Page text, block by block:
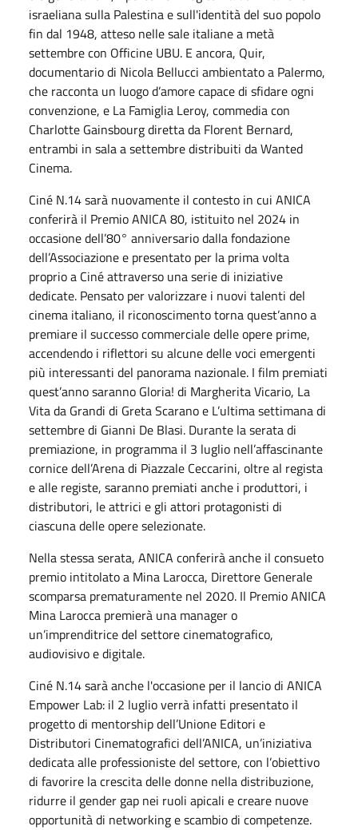
israeliana sulla Palestina e sull'identità del suo popolo
fin dal 1948, atteso nelle sale italiane a metà
settembre con Officine UBU. E ancora, Quir,
documentario di Nicola Bellucci ambientato a Palermo,
che racconta un luogo d’amore capace di sfidare ogni
convenzione, e La Famiglia Leroy, commedia con
Charlotte Gainsbourg diretta da Florent Bernard,
entrambi in sala a settembre distribuiti da Wanted
Cinema.
Ciné N.14 sarà nuovamente il contesto in cui ANICA
conferirà il Premio ANICA 80, istituito nel 2024 in
occasione dell’80° anniversario dalla fondazione
dell’Associazione e presentato per la prima volta
proprio a Ciné attraverso una serie di iniziative
dedicate. Pensato per valorizzare i nuovi talenti del
cinema italiano, il riconoscimento torna quest’anno a
premiare il successo commerciale delle opere prime,
accendendo i riflettori su alcune delle voci emergenti
più interessanti del panorama nazionale. I film premiati
quest’anno saranno Gloria! di Margherita Vicario, La
Vita da Grandi di Greta Scarano e L’ultima settimana di
settembre di Gianni De Blasi. Durante la serata di
premiazione, in programma il 3 luglio nell’affascinante
cornice dell’Arena di Piazzale Ceccarini, oltre al regista
e alle registe, saranno premiati anche i produttori, i
distributori, le attrici e gli attori protagonisti di
ciascuna delle opere selezionate.
Nella stessa serata, ANICA conferirà anche il consueto
premio intitolato a Mina Larocca, Direttore Generale
scomparsa prematuramente nel 2020. Il Premio ANICA
Mina Larocca premierà una manager o
un’imprenditrice del settore cinematografico,
audiovisivo e digitale.
Ciné N.14 sarà anche l'occasione per il lancio di ANICA
Empower Lab: il 2 luglio verrà infatti presentato il
progetto di mentorship dell’Unione Editori e
Distributori Cinematografici dell’ANICA, un’iniziativa
dedicata alle professioniste del settore, con l’obiettivo
di favorire la crescita delle donne nella distribuzione,
ridurre il gender gap nei ruoli apicali e creare nuove
opportunità di networking e scambio di competenze.